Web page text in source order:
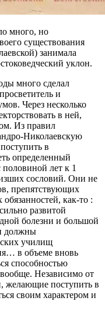
много, но
существования
занимала
уклон.
много сделал
и
Через несколько
в ней,
Из правил
Николаевскую
в
определенный
лет к 1
сословий. Они не
препятствующих
как-то :
развитой
болезни и большой
должны
училищ
в объеме вновь
способностью
Независимо от
желающие поступить в
своим характером и